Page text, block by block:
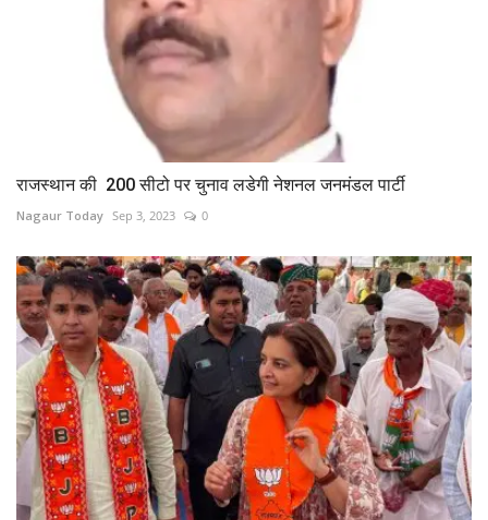
राजस्थान की 200 सीटो पर चुनाव लडेगी नेशनल जनमंडल पार्टी
Nagaur Today Sep 3, 2023 0